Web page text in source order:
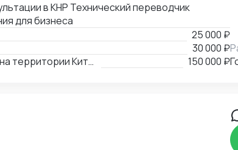
в КНР Технический переводчик
для бизнеса
25 000 ₽
30 000 ₽
Регистрация юридического лица на территории Китая
150 000 ₽